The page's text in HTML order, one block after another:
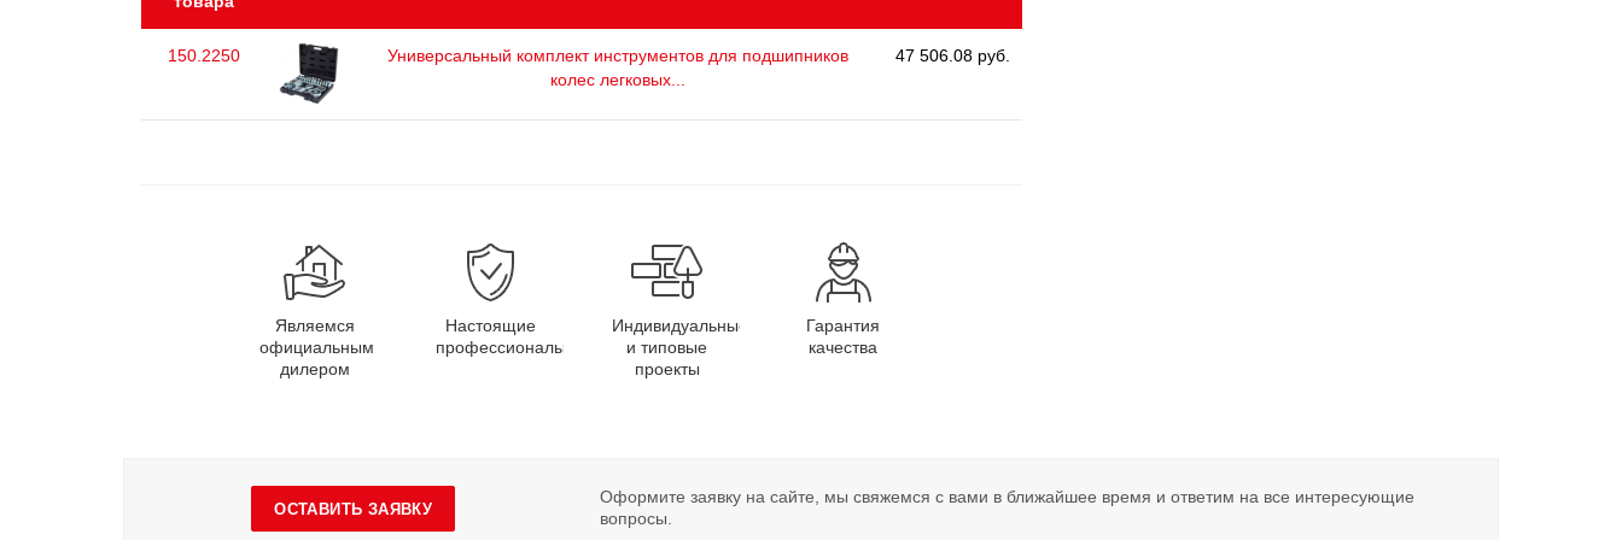
150.2250
Универсальный комплект инструментов для подшипников
колес легковых...
47 506.08 руб.
Являемся
официальным
дилером
Настоящие
профессионалы
Индивидуальные
и типовые
проекты
Гарантия
качества
ОСТАВИТЬ ЗАЯВКУ
Оформите заявку на сайте, мы свяжемся с вами в ближайшее время и ответим на все интересующие
вопросы.